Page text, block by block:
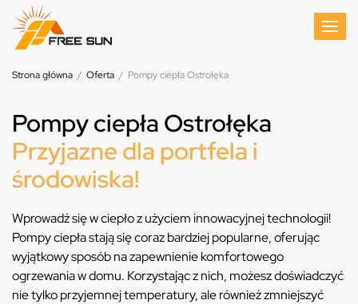
Strona główna / Oferta / Pompy ciepła Ostrołęka
Pompy ciepła Ostrołęka
Przyjazne dla portfela i
środowiska!
Wprowadź się w ciepło z użyciem innowacyjnej technologii!
Pompy ciepła stają się coraz bardziej popularne, oferując
wyjątkowy sposób na zapewnienie komfortowego
ogrzewania w domu. Korzystając z nich, możesz doświadczyć
nie tylko przyjemnej temperatury, ale również zmniejszyć